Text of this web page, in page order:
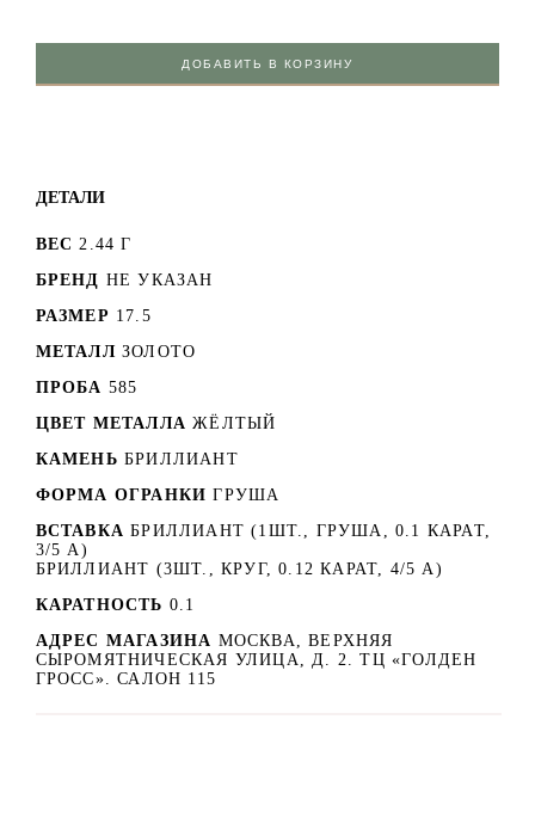
ДОБАВИТЬ В КОРЗИНУ
ДЕТАЛИ
ВЕС 2.44 Г
БРЕНД НЕ УКАЗАН
РАЗМЕР 17.5
МЕТАЛЛ ЗОЛОТО
ПРОБА 585
ЦВЕТ МЕТАЛЛА ЖЁЛТЫЙ
КАМЕНЬ БРИЛЛИАНТ
ФОРМА ОГРАНКИ ГРУША
ВСТАВКА БРИЛЛИАНТ (1ШТ., ГРУША, 0.1 КАРАТ,
3/5 А)
БРИЛЛИАНТ (3ШТ., КРУГ, 0.12 КАРАТ, 4/5 А)
КАРАТНОСТЬ 0.1
АДРЕС МАГАЗИНА МОСКВА, ВЕРХНЯЯ
СЫРОМЯТНИЧЕСКАЯ УЛИЦА, Д. 2. ТЦ «ГОЛДЕН
ГРОСС». САЛОН 115